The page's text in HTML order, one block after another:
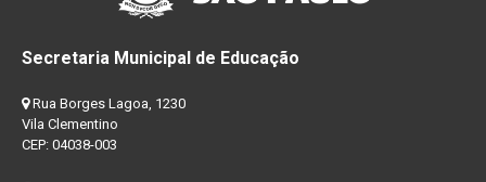
Secretaria Municipal de Educação
Rua Borges Lagoa, 1230
Vila Clementino
CEP: 04038-003